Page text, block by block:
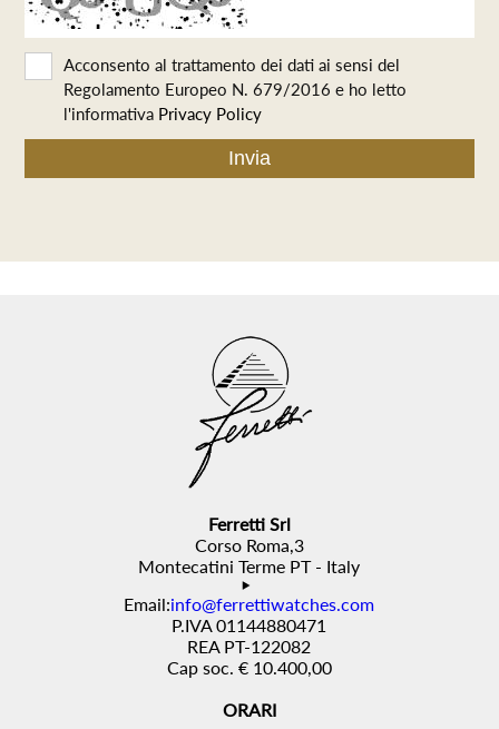
Acconsento al trattamento dei dati ai sensi del
Regolamento Europeo N. 679/2016 e ho letto
l'informativa Privacy Policy
Ferretti Srl
Corso Roma,3
Montecatini Terme PT - Italy
Email:info@ferrettiwatches.com
P.IVA 01144880471
REA PT-122082
Cap soc. € 10.400,00
ORARI